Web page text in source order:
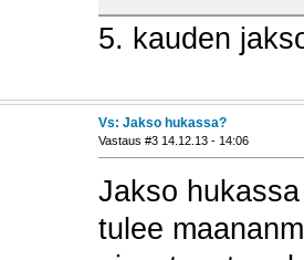
5. kauden
Vs: Jakso hukassa?
Vastaus #3 14.12.13 - 14:06
Jakso
tulee